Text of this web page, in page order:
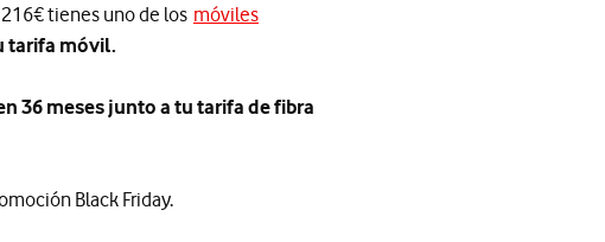
tienes uno de los móviles
tarifa móvil.
36 meses junto a tu tarifa de fibra
Black Friday.